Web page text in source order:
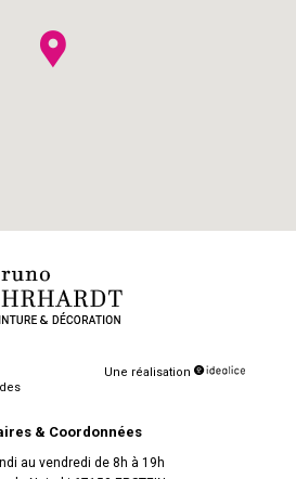
Une réalisation
& Coordonnées
au vendredi de 8h à 19h